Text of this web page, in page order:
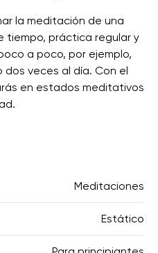
la meditación de una
tiempo, práctica regular y
a poco, por ejemplo,
veces al día. Con el
en estados meditativos
Meditaciones
Estático